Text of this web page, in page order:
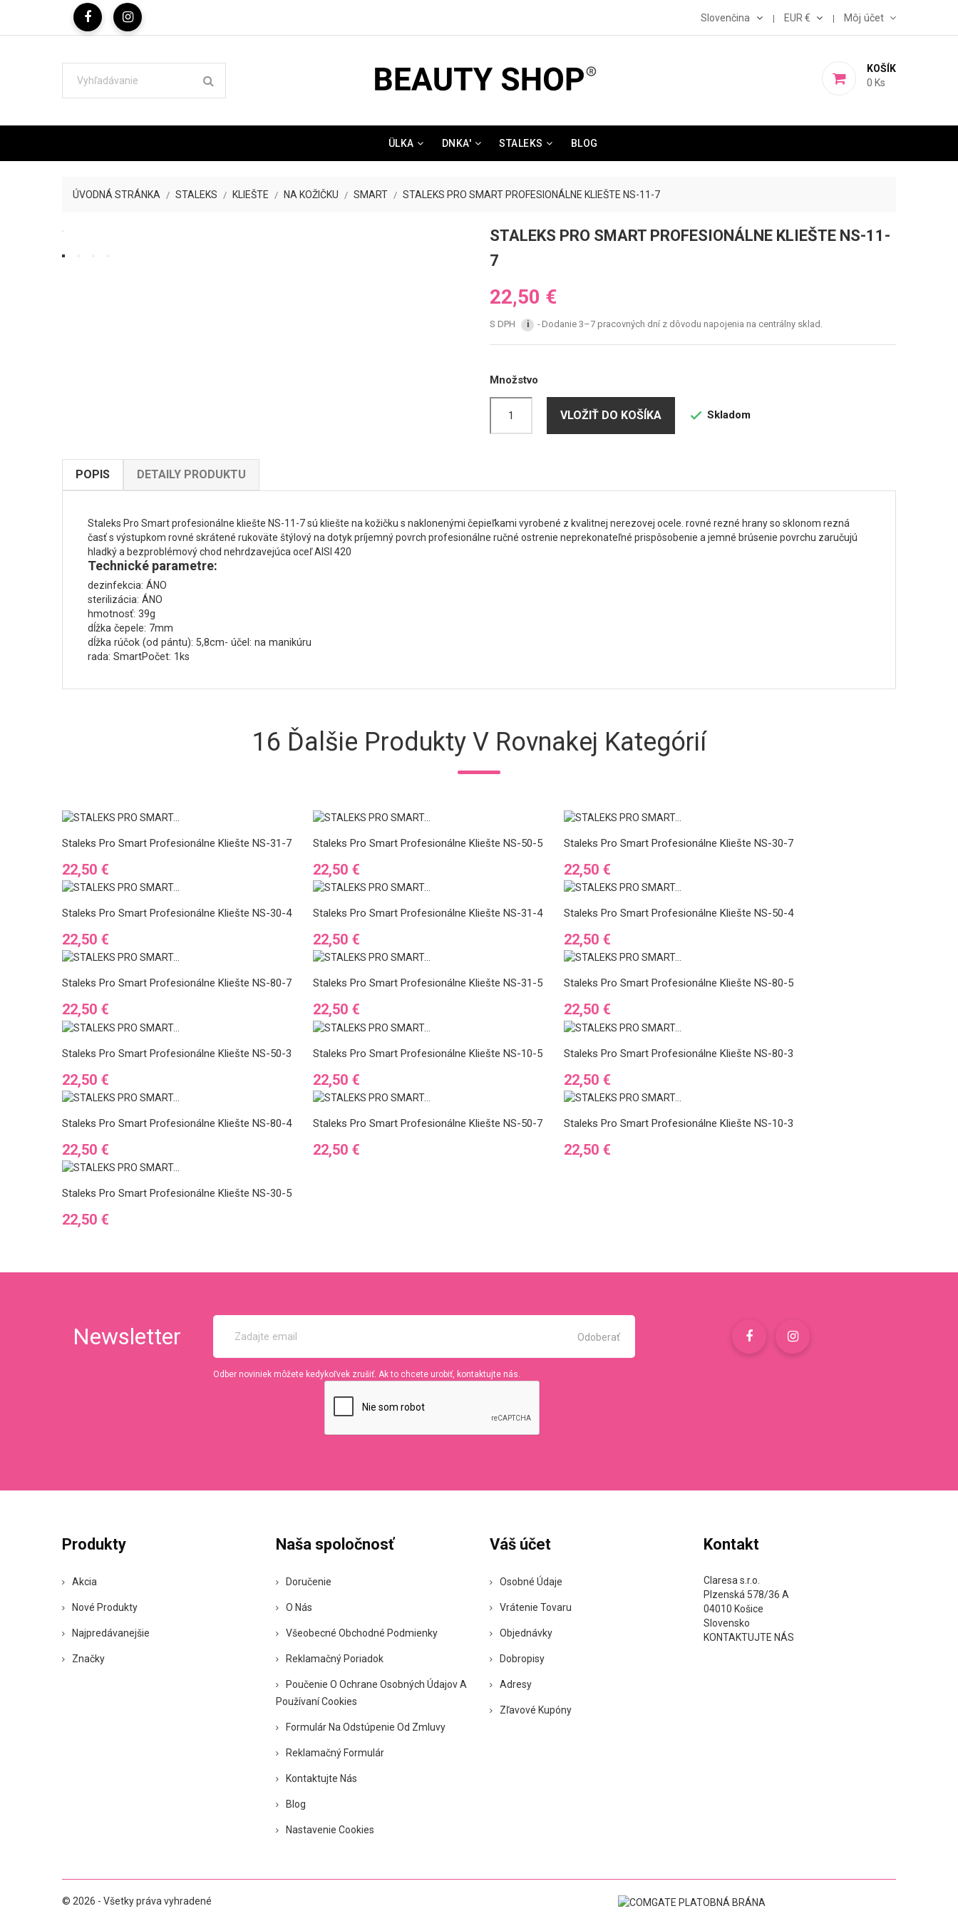
Slovenčina EUR € Môj účet
KOŠÍK
0 Ks
ÜLKA DNKA' STALEKS BLOG
ÚVODNÁ STRÁNKA STALEKS KLIEŠTE NA KOŽIČKU SMART STALEKS PRO SMART PROFESIONÁLNE KLIEŠTE NS-11-7
STALEKS PRO SMART PROFESIONÁLNE KLIEŠTE NS-11-
7
22,50 €
S DPH i Dodanie 3–7 pracovných dní z dôvodu napojenia na centrálny sklad.
Množstvo
VLOŽIŤ DO KOŠÍKA  Skladom
POPIS DETAILY PRODUKTU
Staleks Pro Smart profesionálne kliešte NS-11-7 sú kliešte na kožičku s naklonenými čepieľkami vyrobené z kvalitnej nerezovej ocele. rovné rezné hrany so sklonom rezná
časť s výstupkom rovné skrátené rukoväte štýlový na dotyk príjemný povrch profesionálne ručné ostrenie neprekonateľné prispôsobenie a jemné brúsenie povrchu zaručujú
hladký a bezproblémový chod nehrdzavejúca oceľ AISI 420
Technické parametre:
dezinfekcia: ÁNO
sterilizácia: ÁNO
hmotnosť: 39g
dĺžka čepele: 7mm
dĺžka rúčok (od pántu): 5,8cm- účel: na manikúru
rada: SmartPočet: 1ks
16 Ďalšie Produkty V Rovnakej Kategórií
Staleks Pro Smart Profesionálne Kliešte NS-31-7
Cena
22,50 €
Staleks Pro Smart Profesionálne Kliešte NS-50-5
Cena
22,50 €
Staleks Pro Smart Profesionálne Kliešte NS-30-7
Cena
22,50 €
Staleks Pro Smart Profesionálne Kliešte NS-30-4
Cena
22,50 €
Staleks Pro Smart Profesionálne Kliešte NS-31-4
Cena
22,50 €
Staleks Pro Smart Profesionálne Kliešte NS-50-4
Cena
22,50 €
Staleks Pro Smart Profesionálne Kliešte NS-80-7
Cena
22,50 €
Staleks Pro Smart Profesionálne Kliešte NS-31-5
Cena
22,50 €
Staleks Pro Smart Profesionálne Kliešte NS-80-5
Cena
22,50 €
Staleks Pro Smart Profesionálne Kliešte NS-50-3
Cena
22,50 €
Staleks Pro Smart Profesionálne Kliešte NS-10-5
Cena
22,50 €
Staleks Pro Smart Profesionálne Kliešte NS-80-3
Cena
22,50 €
Staleks Pro Smart Profesionálne Kliešte NS-80-4
Cena
22,50 €
Staleks Pro Smart Profesionálne Kliešte NS-50-7
Cena
22,50 €
Staleks Pro Smart Profesionálne Kliešte NS-10-3
Cena
22,50 €
Staleks Pro Smart Profesionálne Kliešte NS-30-5
Cena
22,50 €
Newsletter
Odber noviniek môžete kedykoľvek zrušiť. Ak to chcete urobiť, kontaktujte nás.
Produkty
Akcia
Nové Produkty
Najpredávanejšie
Značky
Naša spoločnosť
Doručenie
O Nás
Všeobecné Obchodné Podmienky
Reklamačný Poriadok
Poučenie O Ochrane Osobných Údajov A
Používaní Cookies
Formulár Na Odstúpenie Od Zmluvy
Reklamačný Formulár
Kontaktujte Nás
Blog
Nastavenie Cookies
Váš účet
Osobné Údaje
Vrátenie Tovaru
Objednávky
Dobropisy
Adresy
Zľavové Kupóny
Kontakt
Claresa s.r.o.
Plzenská 578/36 A
04010 Košice
Slovensko
KONTAKTUJTE NÁS
© 2026 - Všetky práva vyhradené